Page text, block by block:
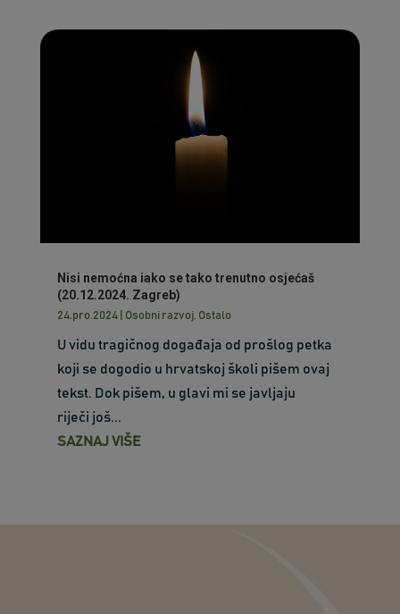
Nisi nemoćna iako se tako trenutno osjećaš
(20.12.2024. Zagreb)
24.pro.2024| Osobni razvoj, Ostalo
U vidu tragičnog događaja od prošlog petka
koji se dogodio u hrvatskoj školi pišem ovaj
tekst. Dok pišem, u glavi mi se javljaju
riječi još...
SAZNAJ VIŠE